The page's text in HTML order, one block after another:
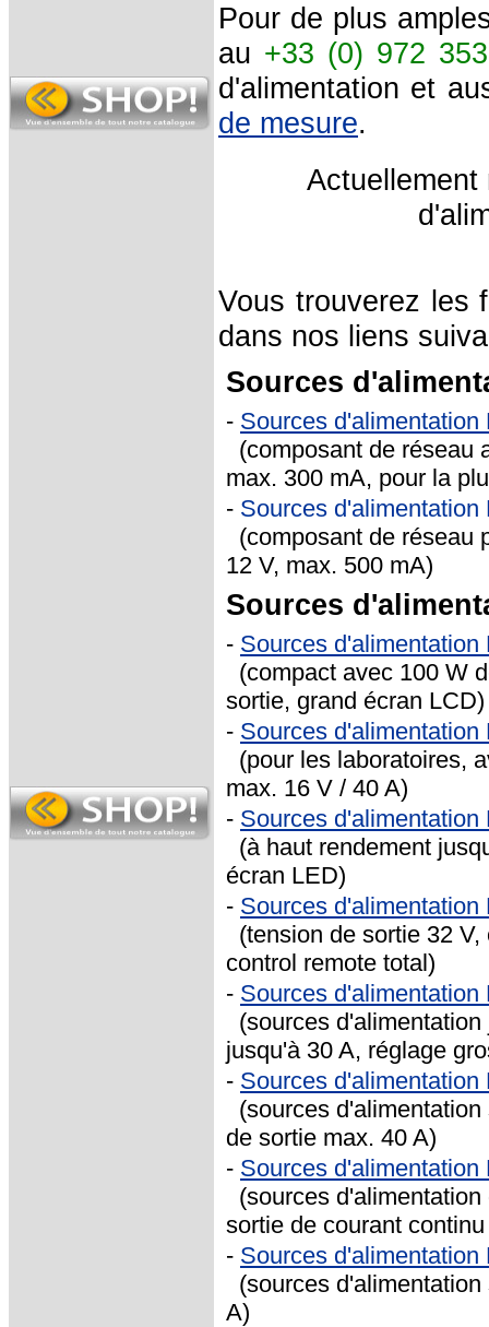
Pour de plus
au +33 (0) 972
d'alimentation et
de mesure.
Actuellement
Vous trouverez les
dans nos liens
Sources
- Sources d'alimentation
(composant de réseau
max. 300 mA, pour la
- Sources d'alimentation
(composant de réseau
12 V, max. 500 mA)
Sources
- Sources d'alimentation
(compact avec 100 W
sortie, grand écran LCD)
- Sources d'alimentation
(pour les laboratoires,
max. 16 V / 40 A)
- Sources d'alimentation
(à haut rendement
écran LED)
- Sources d'alimentation
(tension de sortie 32
control remote total)
- Sources d'alimentation
(sources
jusqu'à 30 A, réglage
- Sources d'alimentation
(sources
de sortie max. 40 A)
- Sources d'alimentation
(sources
sortie de courant
- Sources d'alimentation
(sources
A)